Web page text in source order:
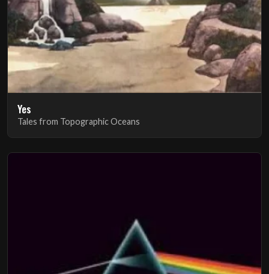
Yes
Tales from Topographic Oceans